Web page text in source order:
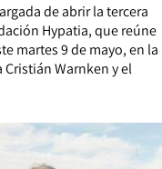
de abrir la tercera
Hypatia, que reúne
martes 9 de mayo, en la
Warnken y el